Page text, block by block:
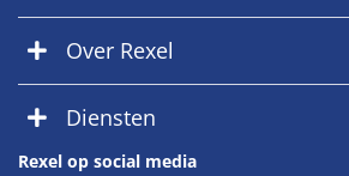
Over Rexel
Diensten
Rexel op social media